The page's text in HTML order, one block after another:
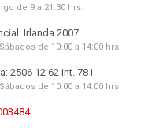
de 9 a 21:30 hrs.
Irlanda 2007
de 10:00 a 14:00 hrs.
2506 12 62 int. 781
de 10:00 a 14:00 hrs.